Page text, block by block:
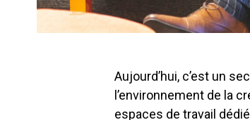
Aujourd’hui, c’est un
l’environnement de la
espaces de travail